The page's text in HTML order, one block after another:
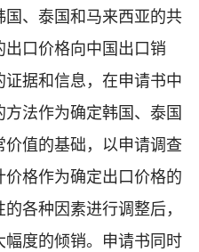
、泰国和马来西亚的共
口价格向中国出口销
据和信息，在申请书中
法作为确定韩国、泰国
值的基础，以申请调查
格作为确定出口价格的
各种因素进行调整后，
度的倾销。申请书同时